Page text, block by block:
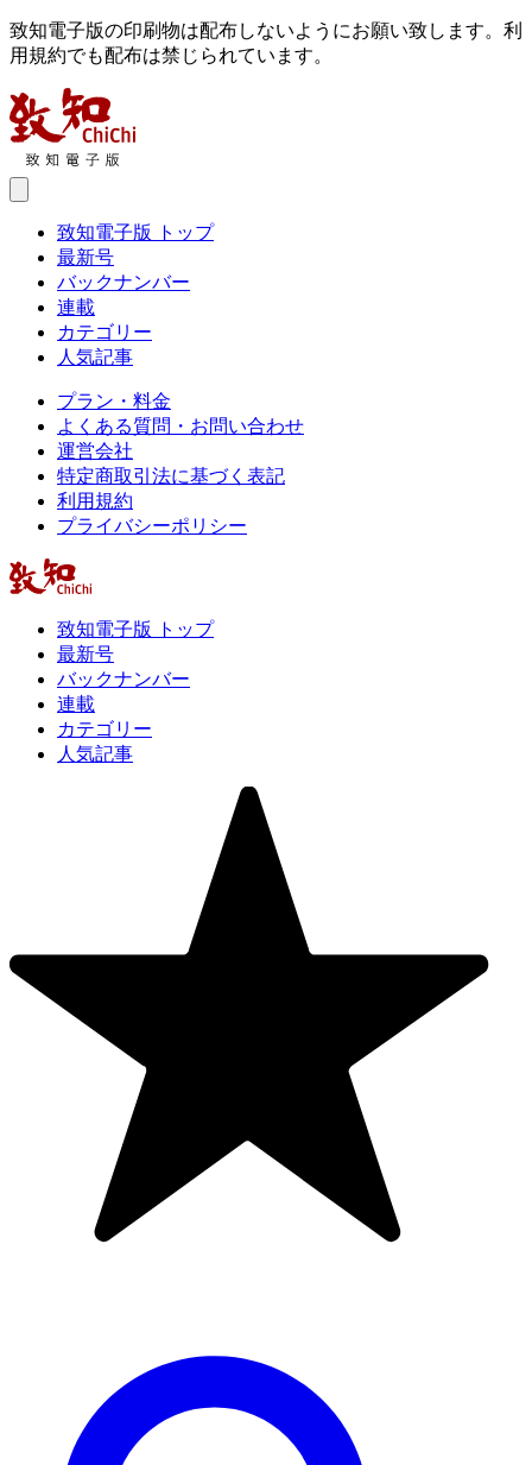
致知電子版の印刷物は配布しないようにお願い致します。利
用規約でも配布は禁じられています。
致知電子版 トップ
最新号
バックナンバー
連載
カテゴリー
人気記事
プラン・料金
よくある質問・お問い合わせ
運営会社
特定商取引法に基づく表記
利用規約
プライバシーポリシー
致知電子版 トップ
最新号
バックナンバー
連載
カテゴリー
人気記事